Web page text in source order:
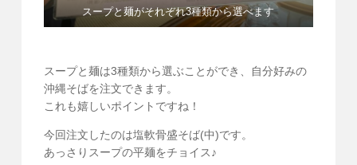
スープと麺がそれぞれ3種類から選べます
スープと麺は3種類から選ぶことができ、自分好みの
沖縄そばを注文できます。
これも嬉しいポイントですね！
今回注文したのは塩軟骨盛そば(中)です。
あっさりスープの平麺をチョイス♪